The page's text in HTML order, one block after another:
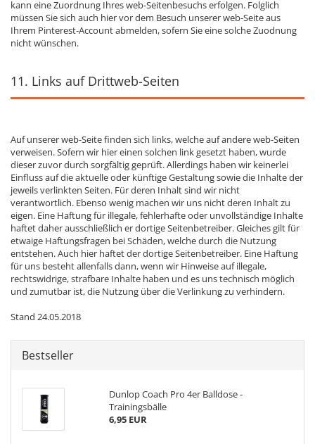
kann eine Zuordnung Ihres web-Seitenbesuchs erfolgen. Folglich
müssen Sie sich auch hier vor dem Besuch unserer web-Seite aus
Ihrem Pinterest-Account abmelden, sofern Sie eine solche Zuodnung
nicht wünschen.
11. Links auf Drittweb-Seiten
Auf unserer web-Seite finden sich links, welche auf andere web-Seiten
verweisen. Sofern wir hier einen solchen link gesetzt haben, wurde
dieser zuvor durch sorgfältig geprüft. Allerdings haben wir keinerlei
Einfluss auf die aktuelle oder künftige Gestaltung sowie die Inhalte der
jeweils verlinkten Seiten. Für deren Inhalt sind wir nicht
verantwortlich. Ebenso wenig machen wir uns nicht deren Inhalt zu
eigen. Eine Haftung für illegale, fehlerhafte oder unvollständige Inhalte
haftet daher ausschließlich er dortige Seitenbetreiber. Gleiches gilt für
etwaige Haftungsfragen bei Schäden, welche durch die Nutzung
entstehen. Auch hier haftet der dortige Seitenbetreiber. Eine Haftung
für uns besteht allenfalls dann, wenn wir Hinweise auf illegale,
rechtswidrige, strafbare Inhalte haben und es uns technisch möglich
und zumutbar ist, die Nutzung über die Verlinkung zu verhindern.
Stand 24.05.2018
Bestseller
Dunlop Coach Pro 4er Balldose -
Trainingsbälle
6,95 EUR